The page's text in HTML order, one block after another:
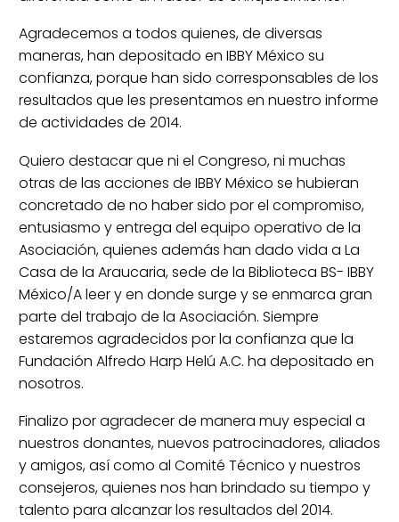
Agradecemos a todos quienes, de diversas
maneras, han depositado en IBBY México su
confianza, porque han sido corresponsables de los
resultados que les presentamos en nuestro informe
de actividades de 2014.
Quiero destacar que ni el Congreso, ni muchas
otras de las acciones de IBBY México se hubieran
concretado de no haber sido por el compromiso,
entusiasmo y entrega del equipo operativo de la
Asociación, quienes además han dado vida a La
Casa de la Araucaria, sede de la Biblioteca BS- IBBY
México/A leer y en donde surge y se enmarca gran
parte del trabajo de la Asociación. Siempre
estaremos agradecidos por la confianza que la
Fundación Alfredo Harp Helú A.C. ha depositado en
nosotros.
Finalizo por agradecer de manera muy especial a
nuestros donantes, nuevos patrocinadores, aliados
y amigos, así como al Comité Técnico y nuestros
consejeros, quienes nos han brindado su tiempo y
talento para alcanzar los resultados del 2014.